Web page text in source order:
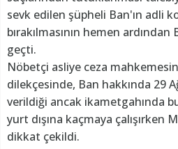
sevk edilen şüpheli Ban'ın adli
bırakılmasının hemen ardından
geçti.
Nöbetçi asliye ceza
dilekçesinde, Ban hakkında 29
verildiği ancak ikametgahında
yurt dışına kaçmaya çalışırken
dikkat çekildi.